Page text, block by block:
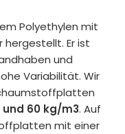
Polyethylen mit
hergestellt. Er ist
und
Variabilität. Wir
und 60 kg/m3. Auf
mit einer